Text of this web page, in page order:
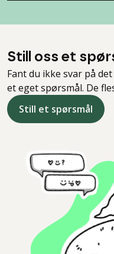
Still oss et
Fant du ikke svar på
et eget spørsmål. De
Still et spørsmål